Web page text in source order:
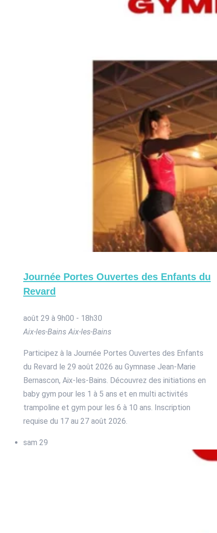
Journée Portes Ouvertes des Enfants du
Revard
août 29 à 9h00 - 18h30
Aix-les-BainsAix-les-Bains
Participez à la Journée Portes Ouvertes des Enfants
du Revard le 29 août 2026 au Gymnase Jean-Marie
Bernascon, Aix-les-Bains. Découvrez des initiations en
baby gym pour les 1 à 5 ans et en multi activités
trampoline et gym pour les 6 à 10 ans. Inscription
requise du 17 au 27 août 2026.
sam 29